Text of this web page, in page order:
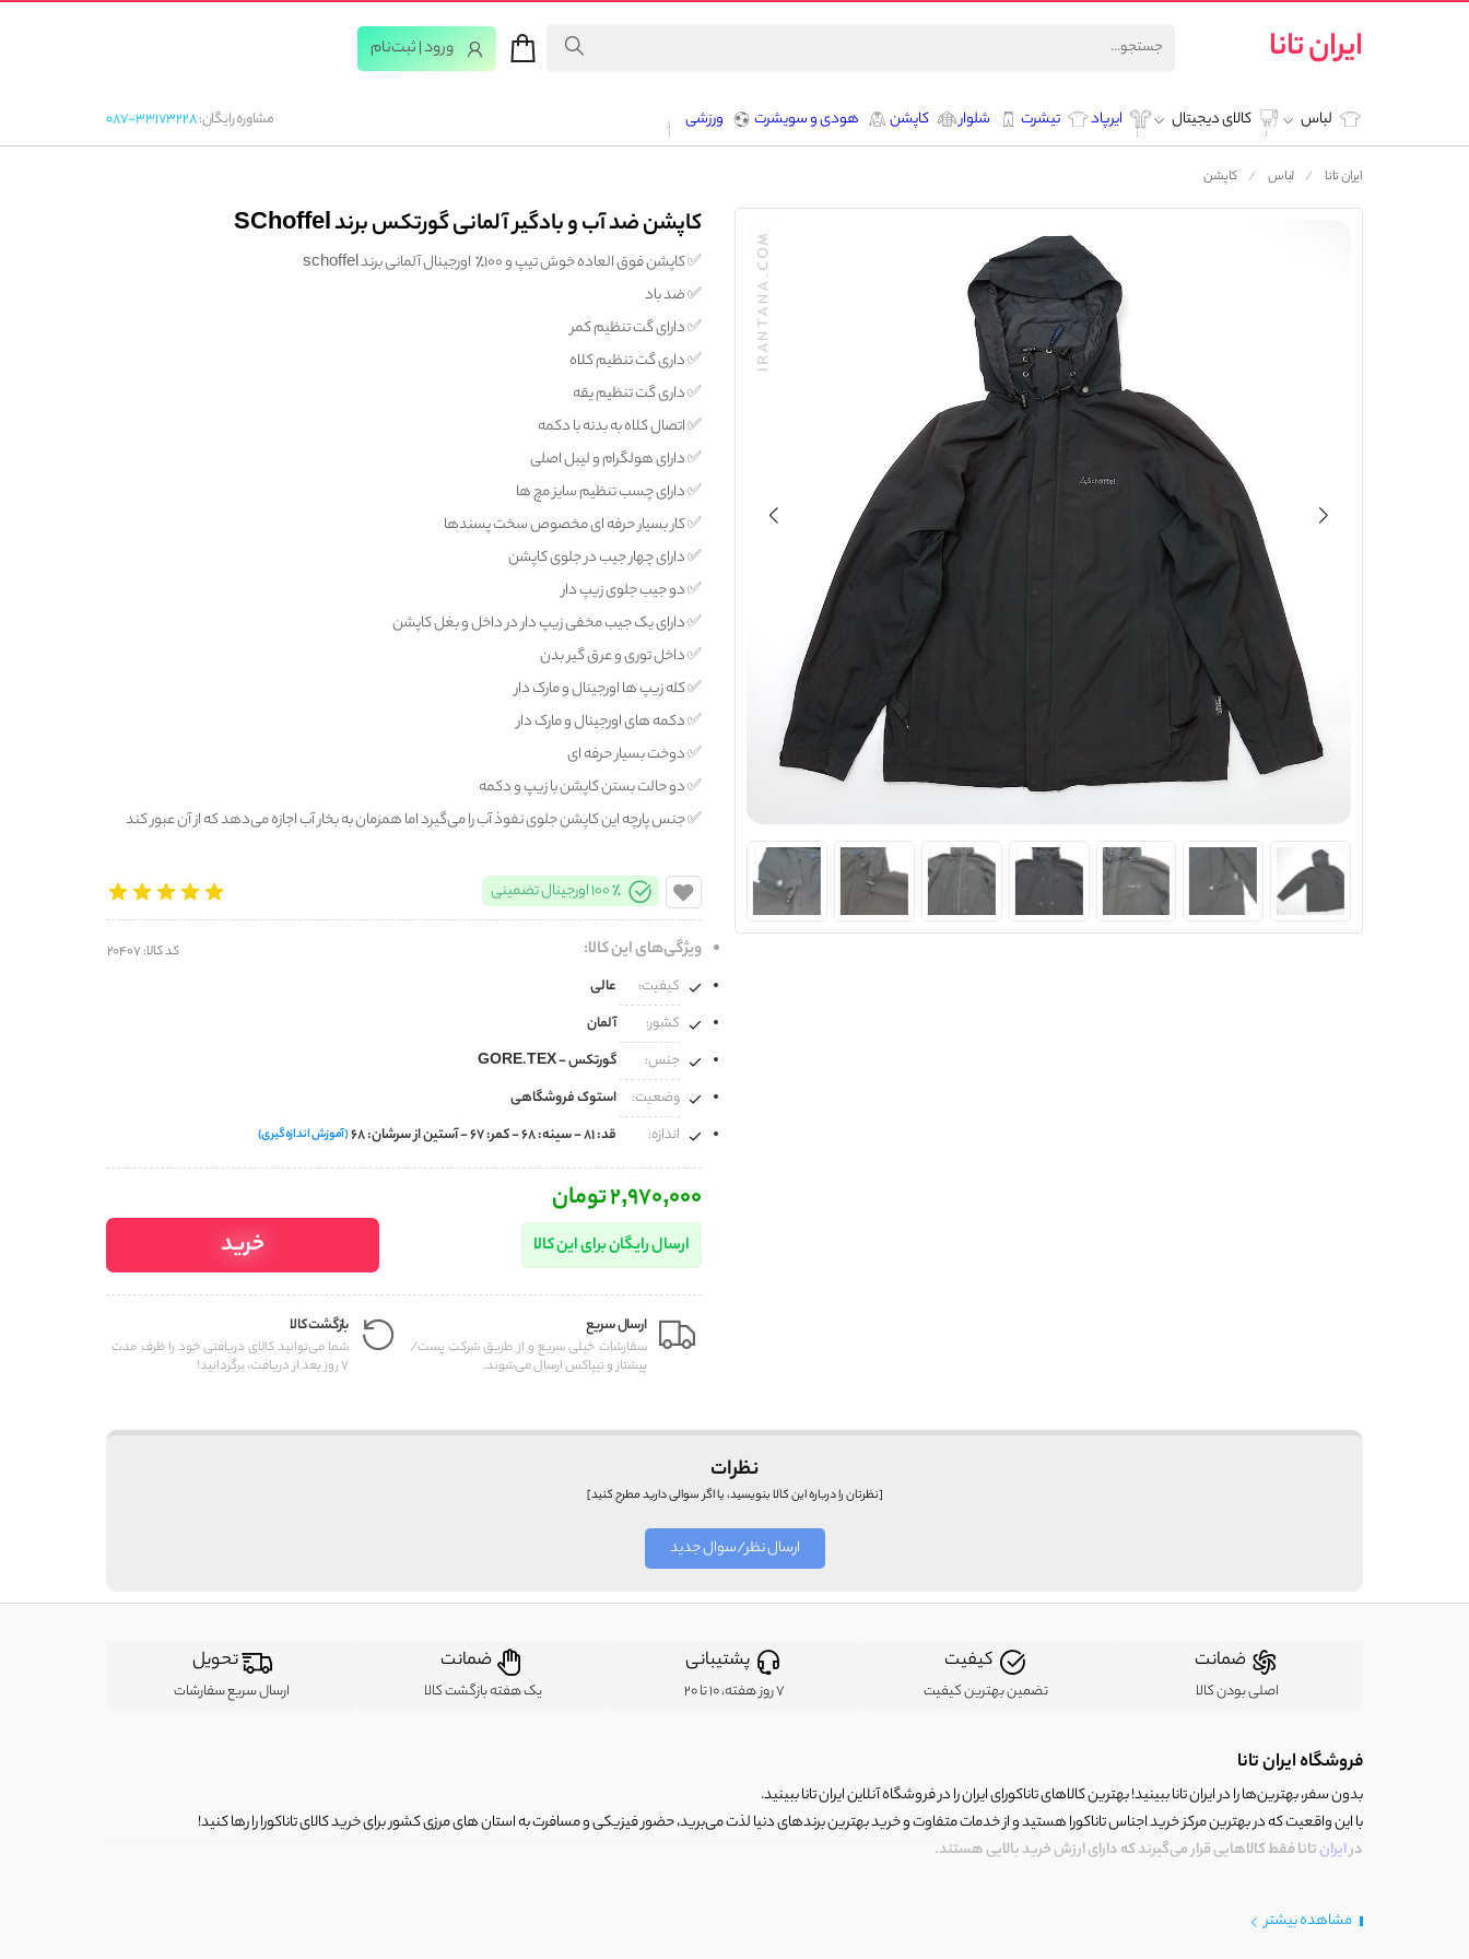
ایران تانا ورود | ثبت‌‌نام
لباس کالای دیجیتال ایرپاد تیشرت شلوار کاپشن هودی و سویشرت ورزشی مشاوره رایگان:087-33173228
ایران تانا لباس کاپشن
کاپشن ضد آب و بادگیر آلمانی گورتکس برند SChoffel
✅️ کاپشن فوق العاده خوش تیپ و 100% اورجینال آلمانی برند schoffel
✅️ ضد باد
✅️ دارای گت تنظیم کمر
✅️ داری گت تنظیم کلاه
✅️ داری گت تنظیم یقه
✅️ اتصال کلاه به بدنه با دکمه
✅️ دارای هولگرام و لیبل اصلی
✅️ دارای چسب تنظیم سایز مچ ها
✅️ کار بسیار حرفه ای مخصوص سخت پسندها
✅️ دارای چهار جیب در جلوی کاپشن
✅️ دو جیب جلوی زیپ دار
✅️ دارای یک جیب مخفی زیپ دار در داخل و بغل کاپشن
✅️ داخل توری و عرق گیر بدن
✅️ کله زیپ ها اورجینال و مارک دار
✅️ دکمه های اورجینال و مارک دار
✅️ دوخت بسیار حرفه ای
✅️ دو حالت بستن کاپشن با زیپ و دکمه
✅️ جنس پارچه این کاپشن جلوی نفوذ آب را می‌گیرد اما همزمان به بخار آب اجازه می‌دهد که از آن عبور کند
100% اورجینال تضمینی
ویژگی‌های این کالا: کد کالا: 20407
کیفیت:
عالی
کشور:
آلمان
جنس:
گورتکس - GORE.TEX
وضعیت:
استوک فروشگاهی
اندازه:
قد: 81 - سینه: 68 - کمر: 67 - آستین از سرشان: 68 (آموزش اندازه‌گیری)
2,970,000 تومان
خرید
ارسال رایگان برای این کالا
ارسال سریع
سفارشات خیلی سریع و از طریق شرکت پست/
پیشتاز و تیپاکس ارسال می‌شوند.
بازگشت کالا
شما می‌توانید کالای دریافتی خود را ظرف مدت
7 روز بعد از دریافت، برگردانید!
نظرات
[نظرتان را درباره این کالا بنویسید، یا اگر سوالی دارید مطرح کنید]
ارسال نظر/سوال جدید
ضمانت
اصلی بودن کالا
کیفیت
تضمین بهترین کیفیت
پشتیبانی
7 روز هفته، 10 تا 20
ضمانت
یک هفته بازگشت کالا
تحویل
ارسال سریع سفارشات
فروشگاه ایران تانا
بدون سفر، بهترین‌ها را در ایران تانا ببینید! بهترین کالاهای تاناکورای ایران را در فروشگاه آنلاین ایران تانا ببینید.
با این واقعیت که در بهترین مرکز خرید اجناس تاناکورا هستید و از خدمات متفاوت و خرید بهترین برندهای دنیا لذت می‌برید، حضور فیزیکی و مسافرت به استان های مرزی کشور برای خرید کالای تاناکورا را رها کنید!
درایرانتانا فقط کالاهایی قرار می‌گیرند که دارای ارزش خرید بالایی هستند.
تاناکورا است که با دقت و وسواسی بالا انتخاب و دستچین شده‌اند.
مشاهده بیشتر